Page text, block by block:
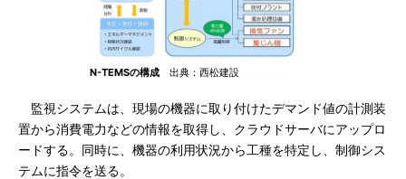
N-TEMSの構成 出典：西松建設
監視システムは、現場の機器に取り付けたデマンド値の計測装
置から消費電力などの情報を取得し、クラウドサーバにアップロ
ードする。同時に、機器の利用状況から工種を特定し、制御シス
テムに指令を送る。